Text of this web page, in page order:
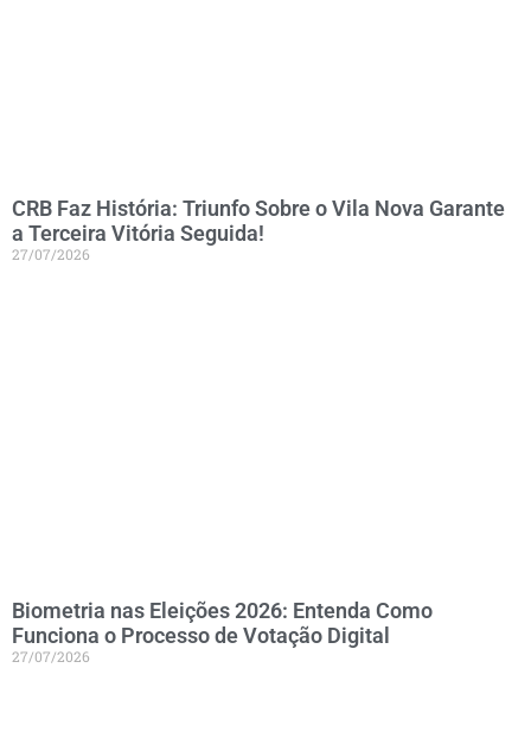
CRB Faz História: Triunfo Sobre o Vila Nova Garante
a Terceira Vitória Seguida!
27/07/2026
Biometria nas Eleições 2026: Entenda Como
Funciona o Processo de Votação Digital
27/07/2026